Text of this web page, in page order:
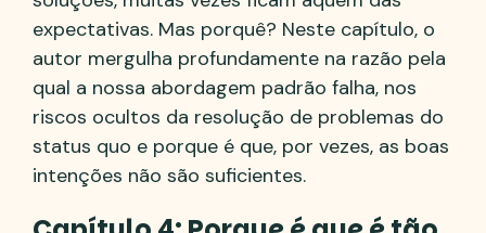
expectativas. Mas porquê? Neste capítulo, o
autor mergulha profundamente na razão pela
qual a nossa abordagem padrão falha, nos
riscos ocultos da resolução de problemas do
status quo e porque é que, por vezes, as boas
intenções não são suficientes.